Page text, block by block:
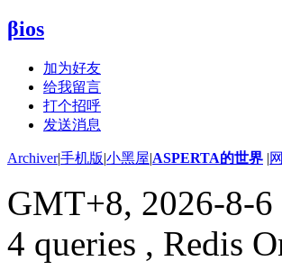
βios
加为好友
给我留言
打个招呼
发送消息
Archiver|手机版|小黑屋|ASPERTA的世界 |
GMT+8, 2026-8-6
4 queries , Redis